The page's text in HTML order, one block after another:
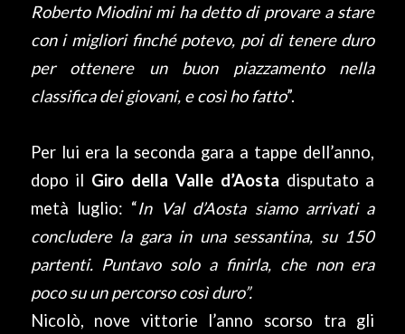
Roberto Miodini mi ha detto di provare a stare
con i migliori finché potevo, poi di tenere duro
per ottenere un buon piazzamento nella
classifica dei giovani, e così ho fatto”.
Per lui era la seconda gara a tappe dell’anno,
dopo il Giro della Valle d’Aosta disputato a
metà luglio: “In Val d’Aosta siamo arrivati a
concludere la gara in una sessantina, su 150
partenti. Puntavo solo a finirla, che non era
poco su un percorso così duro”.
Nicolò, nove vittorie l’anno scorso tra gli